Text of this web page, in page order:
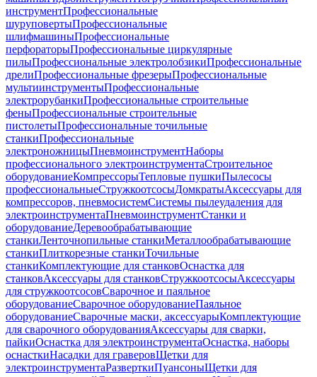
инструментПрофессиональные
шуруповертыПрофессиональные
шлифмашиныПрофессиональные
перфораторыПрофессиональные циркулярные
пилыПрофессиональные электролобзикиПрофессиональные
дрелиПрофессиональные фрезерыПрофессиональные
мультиинструментыПрофессиональные
электрорубанкиПрофессиональные строительные
феныПрофессиональные строительные
пистолетыПрофессиональные точильные
станкиПрофессиональные
электроножницыПневмоинструментНаборы
профессионального электроинструментаСтроительное
оборудованиеКомпрессорыТепловые пушкиПылесосы
профессиональныеСтружкоотсосыДомкратыАксессуары для
компрессоров, пневмосистемСистемы пылеудаления для
электроинструментаПневмоинструментСтанки и
оборудованиеДеревообрабатывающие
станкиЛенточнопильные станкиМеталлообрабатывающие
станкиПлиткорезные станкиТочильные
станкиКомплектующие для станковОснастка для
станковАксессуары для станковСтружкоотсосыАксессуары
для стружкоотсосовСварочное и паяльное
оборудованиеСварочное оборудованиеПаяльное
оборудованиеСварочные маски, аксессуарыКомплектующие
для сварочного оборудованияАксессуары для сварки,
пайкиОснастка для электроинструментаОснастка, наборы
оснасткиНасадки для граверовЩетки для
электроинструментаРазверткиПуансоныЩетки для